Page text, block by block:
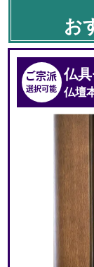
スライド式仏具板
設置可能領域
幅41×奥行24cm
引き出しの下に
お
ご宗派
選択可能
仏
仏壇